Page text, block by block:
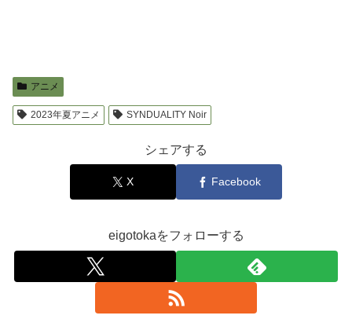
アニメ
2023年夏アニメ SYNDUALITY Noir
シェアする
X Facebook
eigotokaをフォローする